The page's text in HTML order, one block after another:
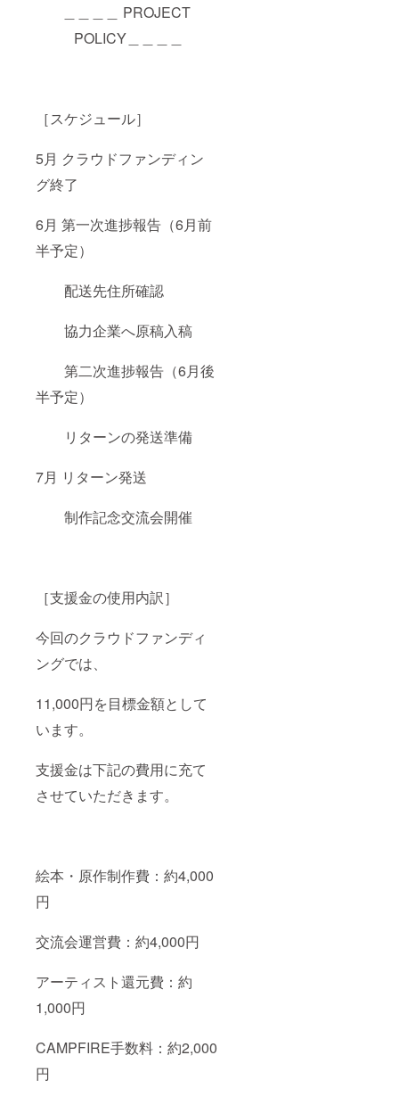
＿＿＿＿ PROJECT
POLICY＿＿＿＿
［スケジュール］
5月 クラウドファンディン
グ終了
6月 第一次進捗報告（6月前
半予定）
配送先住所確認
協力企業へ原稿入稿
第二次進捗報告（6月後
半予定）
リターンの発送準備
7月 リターン発送
制作記念交流会開催
［支援金の使用内訳］
今回のクラウドファンディ
ングでは、
11,000円を目標金額として
います。
支援金は下記の費用に充て
させていただきます。
絵本・原作制作費：約4,000
円
交流会運営費：約4,000円
アーティスト還元費：約
1,000円
CAMPFIRE手数料：約2,000
円